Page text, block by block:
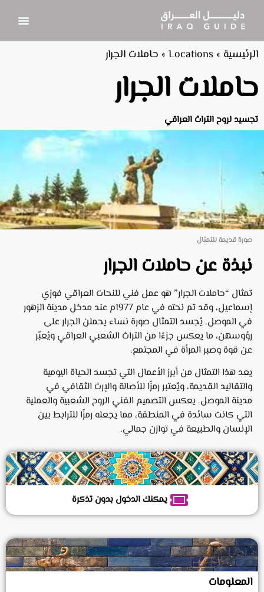
الرئيسية »
Locations
» حاملات الجرار
حاملات الجرار
تجسيد لروح التراث العراقي
صورة قديمة للتمثال
نبذة عن حاملات الجرار
تمثال “حاملات الجرار” هو عمل فني للنحات العراقي فوزي
إسماعيل، وقد تم نحته في عام 1977م عند مدخل مدينة الزهور
في الموصل. يُجسد التمثال صورة نساء يحملن الجرار على
رؤوسهن، ما يعكس جزءًا من التراث الشعبي العراقي ويُعبّر
عن قوة وصبر المرأة في المجتمع.
يعد هذا التمثال من أبرز الأعمال التي تجسد الحياة اليومية
والتقاليد القديمة، ويُعتبر رمزًا للأصالة والإرث الثقافي في
مدينة الموصل. يعكس التصميم الفني الروح الشعبية والعملية
التي كانت سائدة في المنطقة، مما يجعله رمزًا للترابط بين
الإنسان والطبيعة في توازن جمالي.
يمكنك الدخول بدون تذكرة
المعلومات